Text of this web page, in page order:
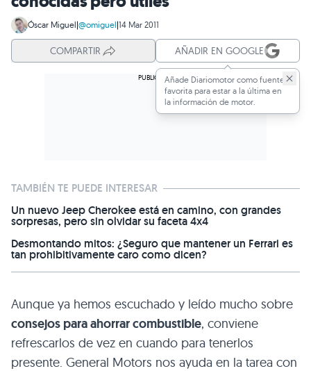
Óscar Miguel|@omiguel|14 Mar 2011
COMPARTIR AÑADIR EN GOOGLE
Añade Diariomotor como fuente
favorita para estar a la última en
la información de motor.
TAMBIÉN TE PUEDE INTERESAR
Un nuevo Jeep Cherokee está en camino, con grandes
sorpresas, pero sin olvidar su faceta 4x4
Desmontando mitos: ¿Seguro que mantener un Ferrari es
tan prohibitivamente caro como dicen?
Aunque ya hemos escuchado y leído mucho sobre
consejos para ahorrar combustible, conviene
refrescarlos de vez en cuando para tenerlos
presente. General Motors nos ayuda en la tarea con